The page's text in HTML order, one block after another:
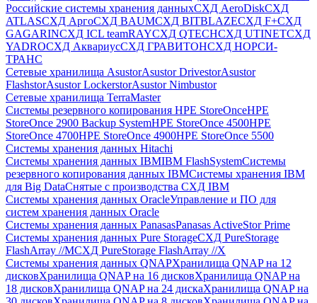
Российские системы хранения данныхСХД AeroDiskСХД
ATLASСХД AргоСХД BAUMСХД BITBLAZEСХД F+СХД
GAGARINСХД ICL teamRAYСХД QTECHСХД UTINETСХД
YADROСХД АквариусСХД ГРАВИТОНСХД НОРСИ-
ТРАНС
Сетевые хранилища AsustorAsustor DrivestorAsustor
FlashstorAsustor LockerstorAsustor Nimbustor
Сетевые хранилища TerraMaster
Системы резервного копирования HPE StoreOnceHPE
StoreOnce 2900 Backup SystemHPE StoreOnce 4500HPE
StoreOnce 4700HPE StoreOnce 4900HPE StoreOnce 5500
Системы хранения данных Hitachi
Системы хранения данных IBMIBM FlashSystemСистемы
резервного копирования данных IBMСистемы хранения IBM
для Big DataСнятые с производства СХД IBM
Системы хранения данных OracleУправление и ПО для
систем хранения данных Oracle
Системы хранения данных PanasasPanasas ActiveStor Prime
Системы хранения данных Pure StorageСХД PureStorage
FlashArray //MСХД PureStorage FlashArray //X
Системы хранения данных QNAPХранилища QNAP на 12
дисковХранилища QNAP на 16 дисковХранилища QNAP на
18 дисковХранилища QNAP на 24 дискаХранилища QNAP на